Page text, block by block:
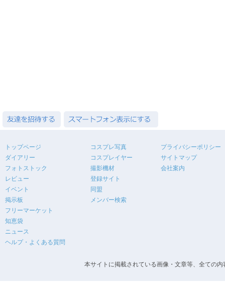
トップページ
ダイアリー
フォトストック
レビュー
イベント
掲示板
フリーマーケット
知恵袋
ニュース
ヘルプ・よくある質問
コスプレ写真
コスプレイヤー
撮影機材
登録サイト
同盟
メンバー検索
プライバシーポリシー
サイトマップ
会社案内
本サイトに掲載されている画像・文章等、全ての